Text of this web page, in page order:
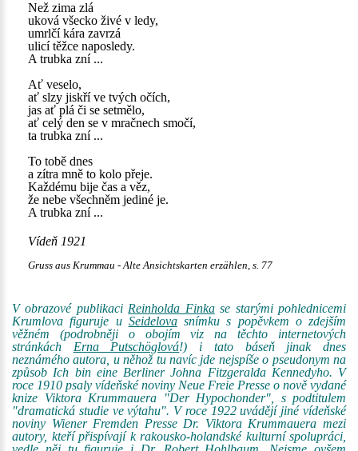
Než zima zlá
uková všecko živé v ledy,
umrlčí kára zavrzá
ulicí těžce naposledy.
A trubka zní ...
Ať veselo,
ať slzy jiskří ve tvých očích,
jas ať plá či se setmělo,
ať celý den se v mračnech smočí,
ta trubka zní ...
To tobě dnes
a zítra mně to kolo přeje.
Každému bije čas a věz,
že nebe všechněm jediné je.
A trubka zní ...
Vídeň 1921
Gruss aus Krummau - Alte Ansichtskarten erzählen, s. 77
V obrazové publikaci Reinholda Finkase starými pohlednicemi
Krumlova figuruje u Seidelovasnímku s popěvkem o zdejším
věžném (podrobněji o obojím viz na těchto internetových
stránkách Erna Putschöglová!) i tato báseň jinak dnes
neznámého autora, u něhož tu navíc jde nejspíše o pseudonym na
způsob Ich bin eine Berliner Johna Fitzgeralda Kennedyho. V
roce 1910 psaly vídeňské noviny Neue Freie Presse o nově vydané
knize Viktora Krummauera "Der Hypochonder", s podtitulem
"dramatická studie ve výtahu". V roce 1922 uvádějí jiné vídeňské
noviny Wiener Fremden Presse Dr. Viktora Krummauera mezi
autory, kteří přispívají k rakousko-holandské kulturní spolupráci,